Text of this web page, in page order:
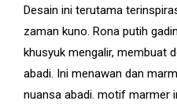
Desain ini terutama
zaman kuno. Rona putih
khusyuk mengalir, membuat
abadi. Ini menawan dan
nuansa abadi. motif marmer